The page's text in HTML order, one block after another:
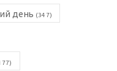
день (347)